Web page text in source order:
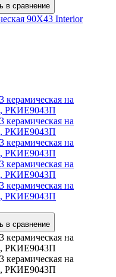
в сравнение
90Х43 Interior
в сравнение